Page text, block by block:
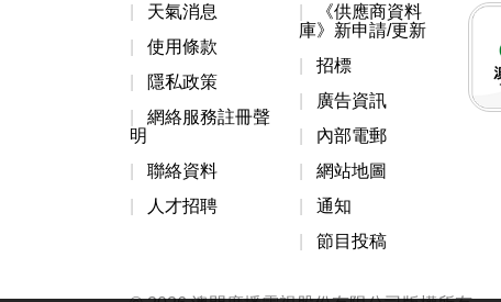
天氣消息
使用條款
隱私政策
網絡服務註冊聲
明
聯絡資料
人才招聘
《供應商資料
庫》新申請/更新
招標
廣告資訊
內部電郵
網站地圖
通知
節目投稿